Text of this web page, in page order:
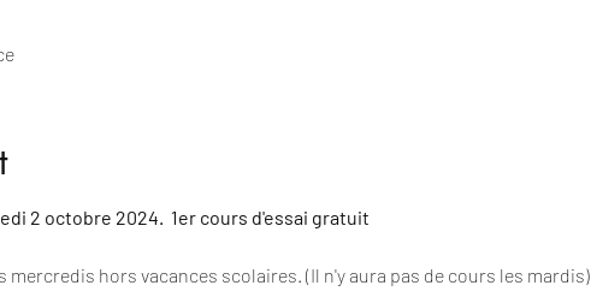
2 octobre 2024.  1er cours d'essai gratuit
hors vacances scolaires. (Il n'y aura pas de cours les mardis)